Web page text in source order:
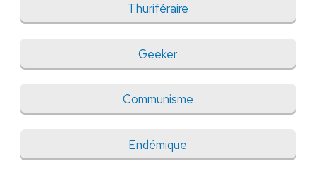
Thuriféraire
Geeker
Communisme
Endémique